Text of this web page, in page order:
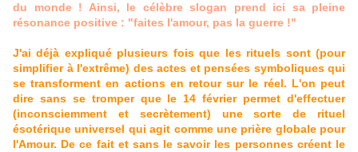
du monde ! Ainsi, le célèbre slogan prend ici sa pleine
résonance positive : "faites l'amour, pas la guerre !"
J'ai déjà expliqué plusieurs fois que les rituels sont (pour
simplifier à l'extrême) des actes et pensées symboliques qui
se transforment en actions en retour sur le réel. L'on peut
dire sans se tromper que le 14 février permet d'effectuer
(inconsciemment et secrètement) une sorte de rituel
ésotérique universel qui agit comme une prière globale pour
l'Amour. De ce fait et sans le savoir les personnes créent le